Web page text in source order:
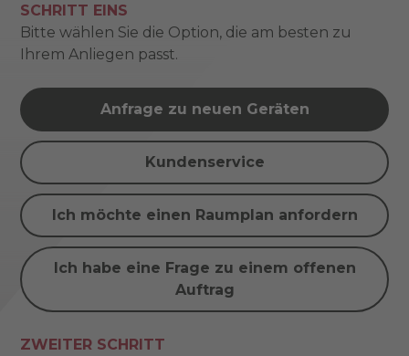
SCHRITT EINS
Bitte wählen Sie die Option, die am besten zu
Ihrem Anliegen passt.
Anfrage zu neuen Geräten
Kundenservice
Ich möchte einen Raumplan anfordern
Ich habe eine Frage zu einem offenen
Auftrag
ZWEITER SCHRITT